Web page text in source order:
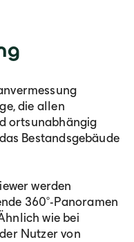
die allen
ortsunabhängig
Bestandsgebäude
werden
360°-Panoramen
wie bei
Nutzer von